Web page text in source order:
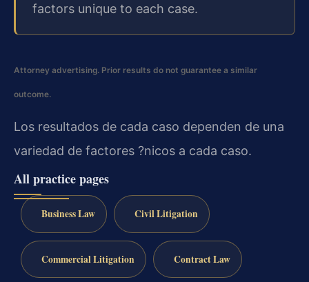
factors unique to each case.
Attorney advertising. Prior results do not guarantee a similar
outcome.
Los resultados de cada caso dependen de una
variedad de factores ?nicos a cada caso.
All practice pages
Business Law Civil Litigation
Commercial Litigation Contract Law